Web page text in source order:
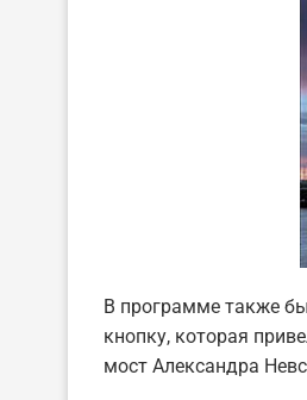
В программе также
кнопку, которая
мост Александра